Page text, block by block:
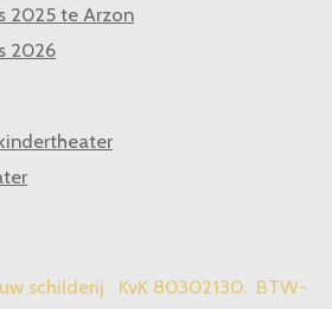
2025 te Arzon
2026
schilderij KvK 80302130. BTW-